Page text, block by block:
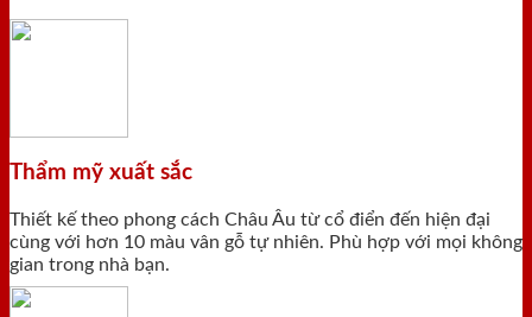
Thẩm mỹ xuất sắc
Thiết kế theo phong cách Châu Âu từ cổ điển đến hiện đại
cùng với hơn 10 màu vân gỗ tự nhiên. Phù hợp với mọi không
gian trong nhà bạn.